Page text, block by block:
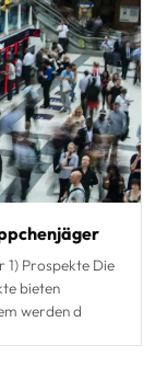
1) Prospekte Die
bieten
werden d